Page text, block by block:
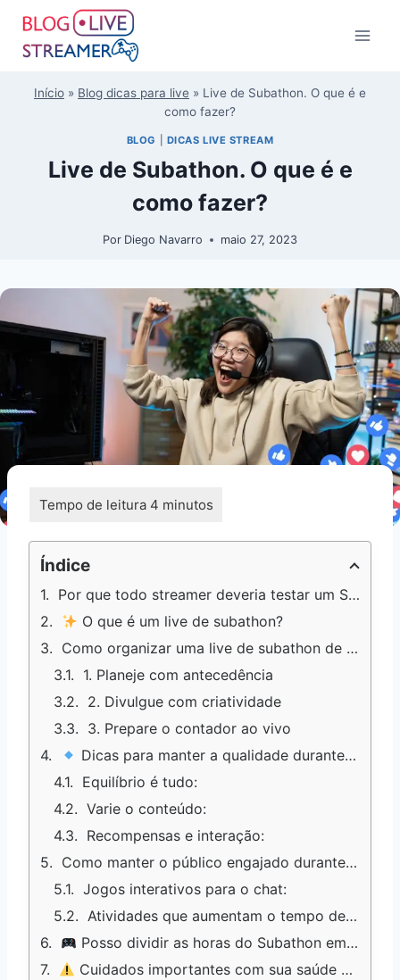
Início » Blog dicas para live » Live de Subathon. O que é e
como fazer?
BLOG DICAS LIVE STREAM
Live de Subathon. O que é e
como fazer?
Por Diego Navarro maio 27, 2023
Índice
Por que todo streamer deveria testar um Subathon (ao menos uma vez)
O que é um live de subathon?
Como organizar uma live de subathon de forma estratégica
1. Planeje com antecedência
2. Divulgue com criatividade
3. Prepare o contador ao vivo
Dicas para manter a qualidade durante a live de subathon
Equilíbrio é tudo:
Varie o conteúdo:
Recompensas e interação:
Como manter o público engajado durante Subathons longos
Jogos interativos para o chat:
Atividades que aumentam o tempo de retenção:
Posso dividir as horas do Subathon em mais de um dia?
Cuidados importantes com sua saúde durante a live de Subathon